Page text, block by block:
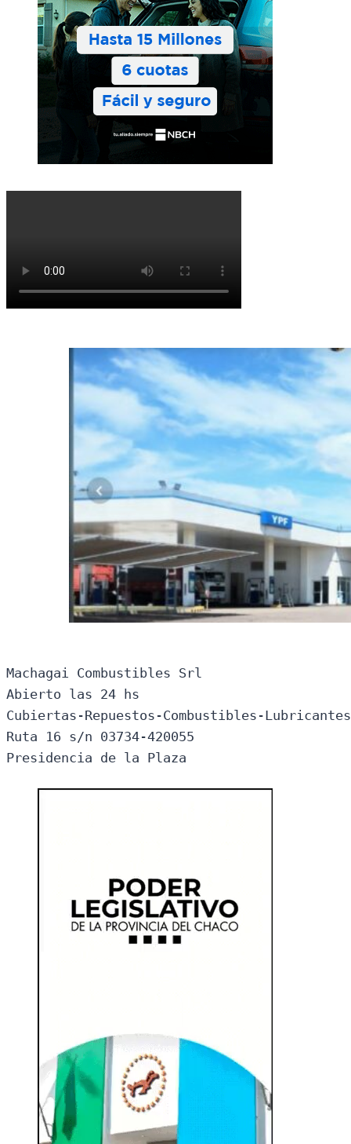
Machagai Combustibles Srl
Abierto las 24 hs
Cubiertas-Repuestos-Combustibles-
Ruta 16 s/n 03734-420055
Presidencia de la Plaza